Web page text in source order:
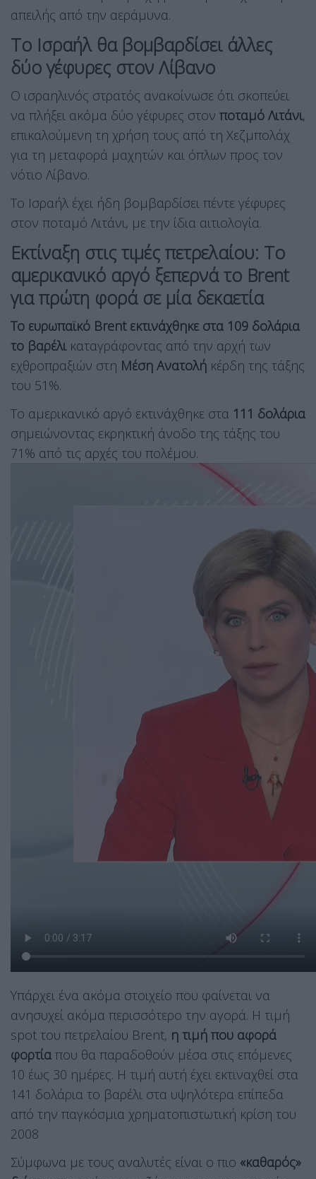
απειλής από την αεράμυνα.
Το Ισραήλ θα βομβαρδίσει άλλες
δύο γέφυρες στον Λίβανο
Ο ισραηλινός στρατός ανακοίνωσε ότι σκοπεύει
να πλήξει ακόμα δύο γέφυρες στον ποταμό Λιτάνι,
επικαλούμενη τη χρήση τους από τη Χεζμπολάχ
για τη μεταφορά μαχητών και όπλων προς τον
νότιο Λίβανο.
Το Ισραήλ έχει ήδη βομβαρδίσει πέντε γέφυρες
στον ποταμό Λιτάνι, με την ίδια αιτιολογία.
Εκτίναξη στις τιμές πετρελαίου: Το
αμερικανικό αργό ξεπερνά το Brent
για πρώτη φορά σε μία δεκαετία
Το ευρωπαϊκό Brent εκτινάχθηκε στα 109 δολάρια
το βαρέλι καταγράφοντας από την αρχή των
εχθροπραξιών στη Μέση Ανατολή κέρδη της τάξης
του 51%.
Το αμερικανικό αργό εκτινάχθηκε στα 111 δολάρια
σημειώνοντας εκρηκτική άνοδο της τάξης του
71% από τις αρχές του πολέμου.
Υπάρχει ένα ακόμα στοιχείο που φαίνεται να
ανησυχεί ακόμα περισσότερο την αγορά. Η τιμή
spot του πετρελαίου Brent, η τιμή που αφορά
φορτία που θα παραδοθούν μέσα στις επόμενες
10 έως 30 ημέρες. Η τιμή αυτή έχει εκτιναχθεί στα
141 δολάρια το βαρέλι στα υψηλότερα επίπεδα
από την παγκόσμια χρηματοπιστωτική κρίση του
2008
Σύμφωνα με τους αναλυτές είναι ο πιο «καθαρός»